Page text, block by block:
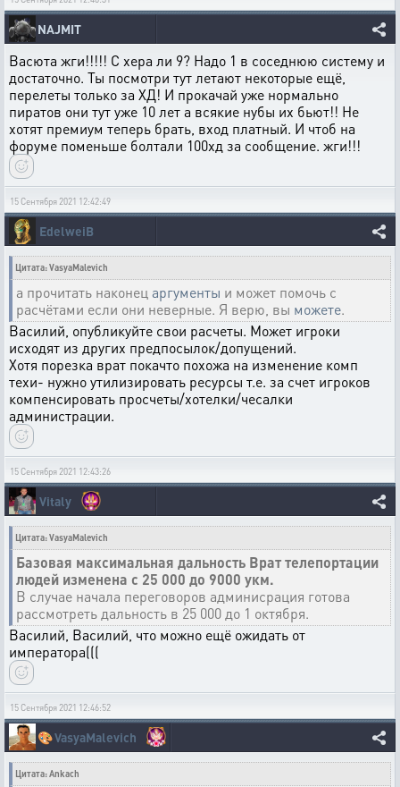
NAJMIT
Васюта жги!!!!! С хера ли 9? Надо 1 в соседнюю систему и
достаточно. Ты посмотри тут летают некоторые ещё,
перелеты только за ХД! И прокачай уже нормально
пиратов они тут уже 10 лет а всякие нубы их бьют!! Не
хотят премиум теперь брать, вход платный. И чтоб на
форуме поменьше болтали 100хд за сообщение. жги!!!
15 Сентября 2021 12:42:49
EdelweiB
Цитата: VasyaMalevich
а прочитать наконец аргументы и может помочь с
расчётами если они неверные. Я верю, вы можете.
Василий, опубликуйте свои расчеты. Может игроки
исходят из других предпосылок/допущений.
Хотя порезка врат покачто похожа на изменение комп
техи- нужно утилизировать ресурсы т.е. за счет игроков
компенсировать просчеты/хотелки/чесалки
администрации.
15 Сентября 2021 12:43:26
Vitaly
Цитата: VasyaMalevich
Базовая максимальная дальность Врат телепортации
людей изменена с 25 000 до 9000 укм.
В случае начала переговоров админисрация готова
рассмотреть дальность в 25 000 до 1 октября.
Василий, Василий, что можно ещё ожидать от
императора(((
15 Сентября 2021 12:46:52
🎨VasyaMalevich
Цитата: Ankach